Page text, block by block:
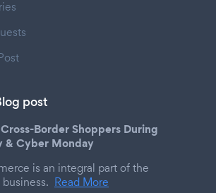
post
Border Shoppers During
& Cyber Monday
is an integral part of the
Read More